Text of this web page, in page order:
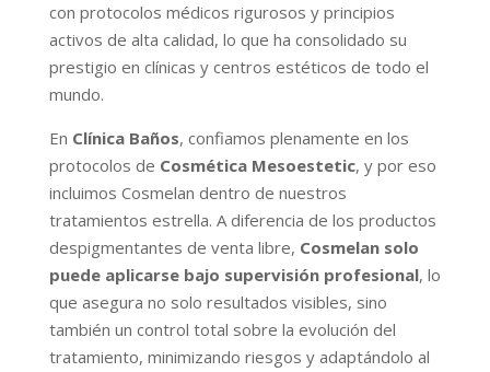
con protocolos médicos rigurosos y principios
activos de alta calidad, lo que ha consolidado su
prestigio en clínicas y centros estéticos de todo el
mundo.
En Clínica Baños, confiamos plenamente en los
protocolos de Cosmética Mesoestetic, y por eso
incluimos Cosmelan dentro de nuestros
tratamientos estrella. A diferencia de los productos
despigmentantes de venta libre, Cosmelan solo
puede aplicarse bajo supervisión profesional, lo
que asegura no solo resultados visibles, sino
también un control total sobre la evolución del
tratamiento, minimizando riesgos y adaptándolo al